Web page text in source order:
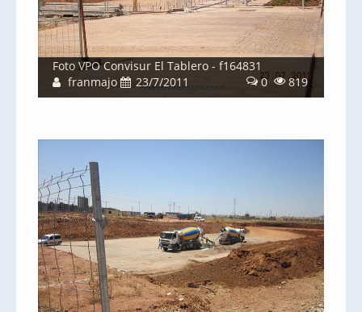
Foto VPO Convisur El Tablero - f164831
franmajo
23/7/2011 0 819